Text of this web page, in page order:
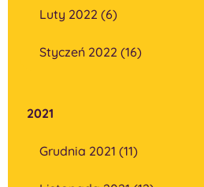
Luty 2022 (6)
Styczeń 2022 (16)
2021
Grudnia 2021 (11)